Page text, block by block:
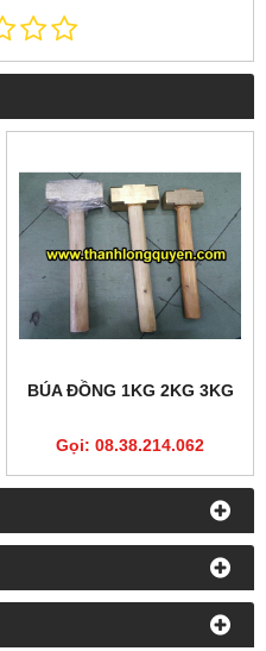
BÚA ĐỒNG 1KG 2KG 3KG
Gọi: 08.38.214.062